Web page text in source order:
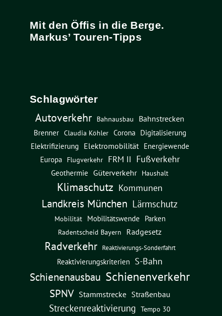
Mit den Öffis in die Berge.
Markus’ Touren-Tipps
Schlagwörter
Autoverkehr Bahnausbau
Bahnstrecken
Brenner Claudia Köhler Corona
Digitalisierung
Elektrifizierung
Elektromobilität Energiewende
Europa Flugverkehr FRM II Fußverkehr
Geothermie Güterverkehr Haushalt
Klimaschutz Kommunen
Landkreis München Lärmschutz
Mobilität Mobilitätswende Parken
Radentscheid Bayern Radgesetz
Radverkehr Reaktivierungs-Sonderfahrt
Reaktivierungskriterien S-Bahn
Schienenausbau Schienenverkehr
SPNV Stammstrecke Straßenbau
Streckenreaktivierung Tempo 30